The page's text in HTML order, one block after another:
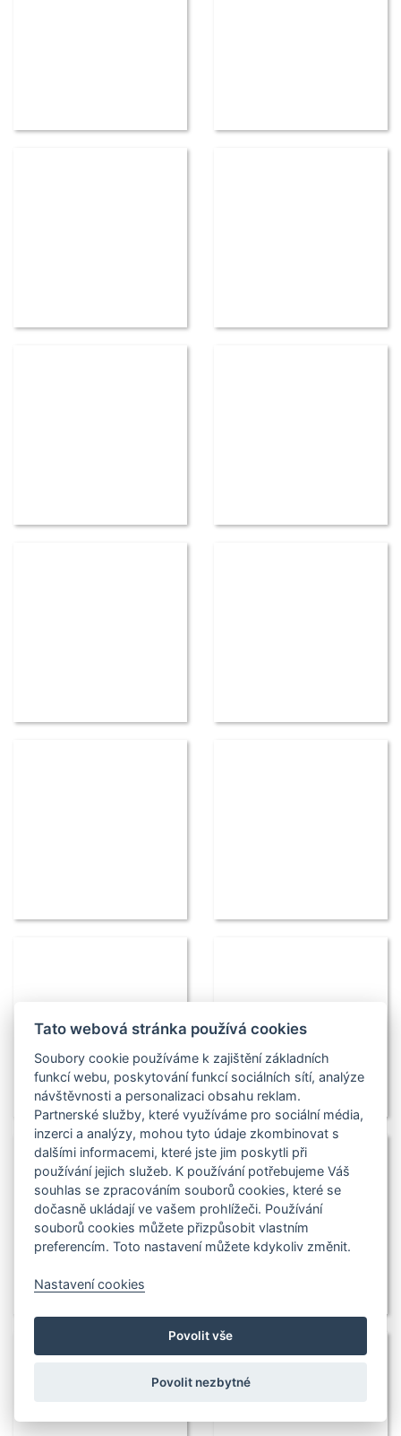
Tato webová stránka používá cookies
Soubory cookie používáme k zajištění základních
funkcí webu, poskytování funkcí sociálních sítí, analýze
návštěvnosti a personalizaci obsahu reklam.
Partnerské služby, které využíváme pro sociální média,
inzerci a analýzy, mohou tyto údaje zkombinovat s
dalšími informacemi, které jste jim poskytli při
používání jejich služeb. K používání potřebujeme Váš
souhlas se zpracováním souborů cookies, které se
dočasně ukládají ve vašem prohlížeči. Používání
souborů cookies můžete přizpůsobit vlastním
preferencím. Toto nastavení můžete kdykoliv změnit.
Nastavení cookies
Povolit vše
Povolit nezbytné